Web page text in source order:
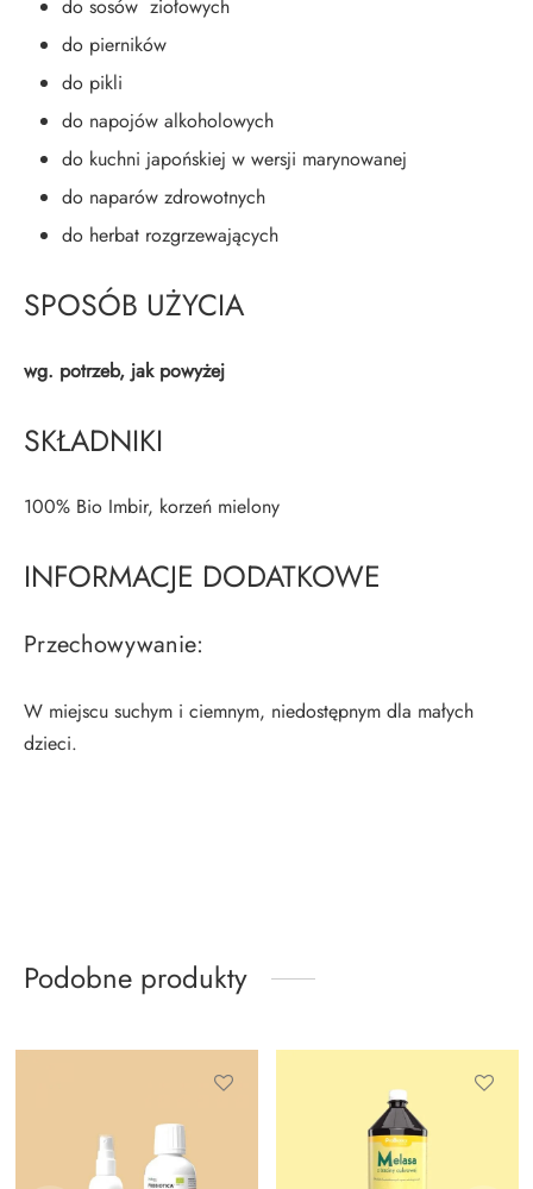
do sosów ziołowych
do pierników
do pikli
do napojów alkoholowych
do kuchni japońskiej w wersji marynowanej
do naparów zdrowotnych
do herbat rozgrzewających
SPOSÓB UŻYCIA
wg. potrzeb, jak powyżej
SKŁADNIKI
100% Bio Imbir, korzeń mielony
INFORMACJE DODATKOWE
Przechowywanie:
W miejscu suchym i ciemnym, niedostępnym dla małych
dzieci.
Podobne produkty